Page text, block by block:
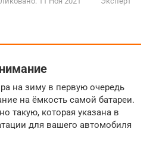
на зиму в первую очередь
на ёмкость самой батареи.
такую, которая указана в
для вашего автомобиля